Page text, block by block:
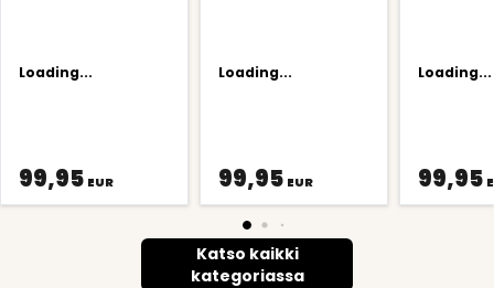
Loading...
99,95 EUR
Loading...
99,95 EUR
Loading...
99,95
Katso kaikki
kategoriassa